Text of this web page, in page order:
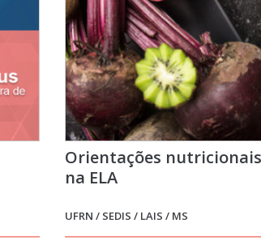
Orientações
na ELA
UFRN / SEDIS / LAIS / MS